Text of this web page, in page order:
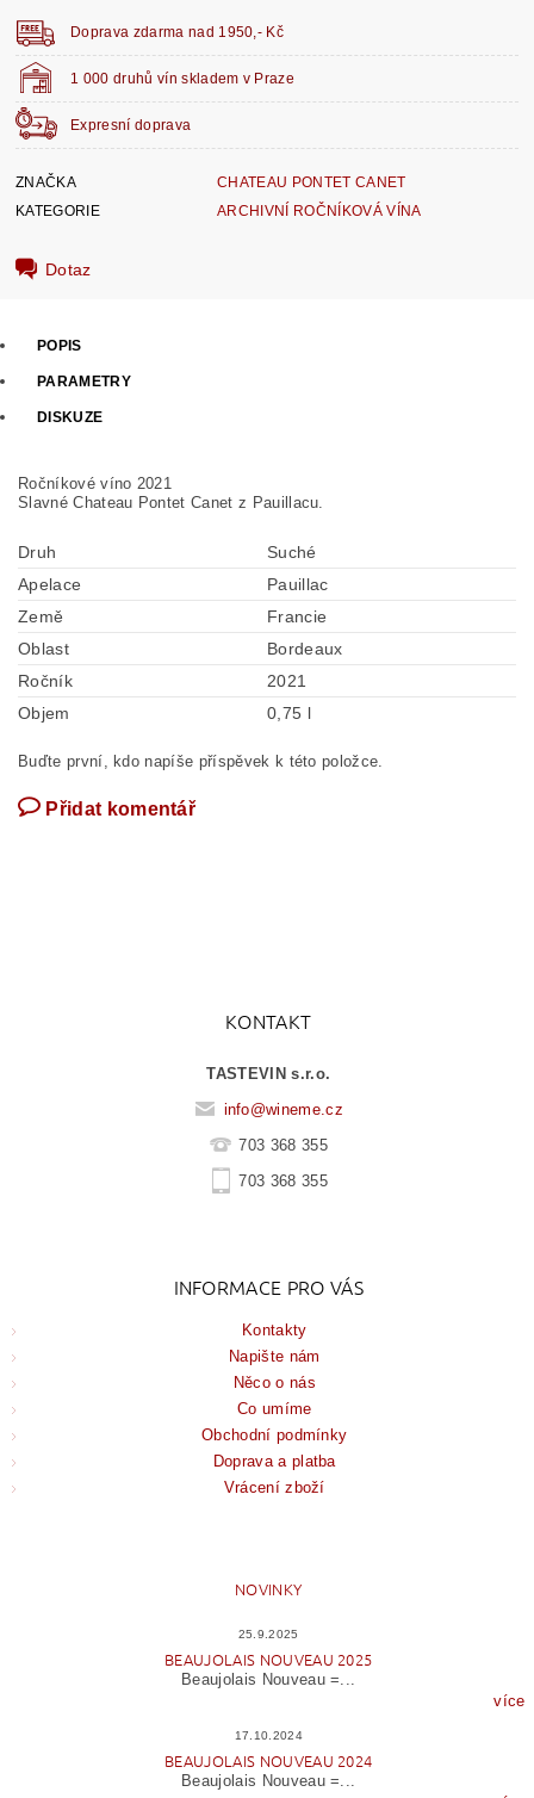
1 000 druhů vín skladem v Praze
Expresní doprava
Doprava zdarma nad 1950,- Kč
ZNAČKA
CHATEAU PONTET CANET
KATEGORIE
ARCHIVNÍ ROČNÍKOVÁ VÍNA
Dotaz
POPIS
PARAMETRY
DISKUZE
Ročníkové víno 2021
Slavné Chateau Pontet Canet z Pauillacu.
Druh
Suché
Apelace
Pauillac
Země
Francie
Oblast
Bordeaux
Ročník
2021
Objem
0,75 l
Buďte první, kdo napíše příspěvek k této položce.
Přidat komentář
KONTAKT
TASTEVIN s.r.o.
info@wineme.cz
703 368 355
703 368 355
INFORMACE PRO VÁS
Kontakty
Napište nám
Něco o nás
Co umíme
Obchodní podmínky
Doprava a platba
Vrácení zboží
NOVINKY
25.9.2025
BEAUJOLAIS NOUVEAU 2025
Beaujolais Nouveau =...
více
17.10.2024
BEAUJOLAIS NOUVEAU 2024
Beaujolais Nouveau =...